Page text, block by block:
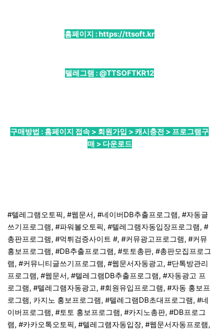
홈페이지 :https://ttsoft.kr
텔레그램 : @TTSOFTKR12
구매방법 : 홈페이지 접속 > 회원가입 > 캐시충전 > 프로그램구
매 > 다운로드
#텔레그램오토픽, #웹문서, #네이버DB추출프로그램, #자동글
쓰기프로그램, #파워볼오토픽, #텔레그램자동입장프로그램, #
총판프로그램, #먹튀검증사이트 #, #커뮤광고프로그램, #커뮤
홍보프로그램, #DB추출프로그램, #토토총판, #총판모집프로그
램, #커뮤니티글쓰기프로그램, #웹문서자동광고, #단톡방관리
프로그램, #웹문서, #텔레그램DB추출프로그램, #자동광고 프
로그램, #텔레그램자동광고, #회원유입프로그램, #자동 홍보프
로그램, 카지노 홍보프로그램, #텔레그램DB초대프로그램, #네
이버프로그램, #토토 홍보프로그램, #카지노총판, #DB프로그
램, #카카오톡오토픽, #텔레그램자동입장, #웹문서자동프로램,